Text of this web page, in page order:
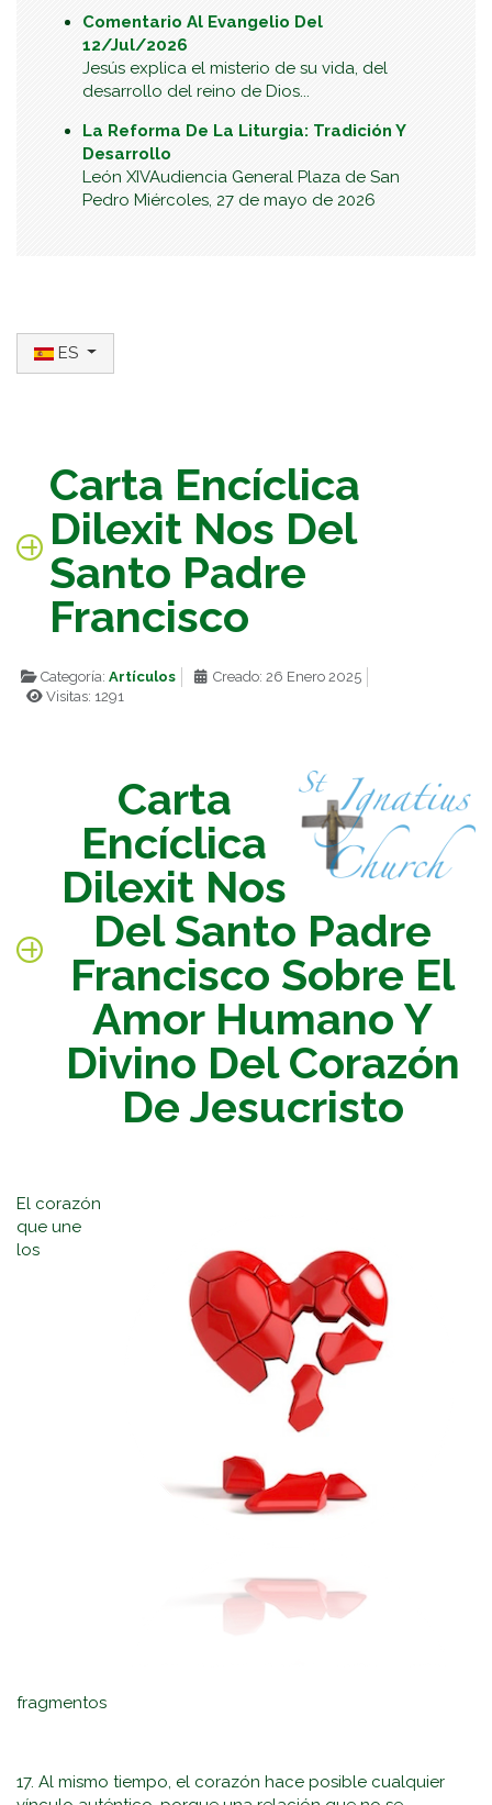
Comentario Al Evangelio Del
12/Jul/2026
Jesús explica el misterio de su vida, del
desarrollo del reino de Dios...
La Reforma De La Liturgia: Tradición Y
Desarrollo
León XIVAudiencia General Plaza de San
Pedro Miércoles, 27 de mayo de 2026
Seleccione su idioma
ES
Carta Encíclica
Dilexit Nos Del
Santo Padre
Francisco
Categoría:Artículos
Creado: 26 Enero 2025
Visitas: 1291
Carta
Encíclica
Dilexit Nos
Del Santo Padre
Francisco Sobre El
Amor Humano Y
Divino Del Corazón
De Jesucristo
El corazón
que une
los
fragmentos
17. Al mismo tiempo, el corazón hace posible cualquier